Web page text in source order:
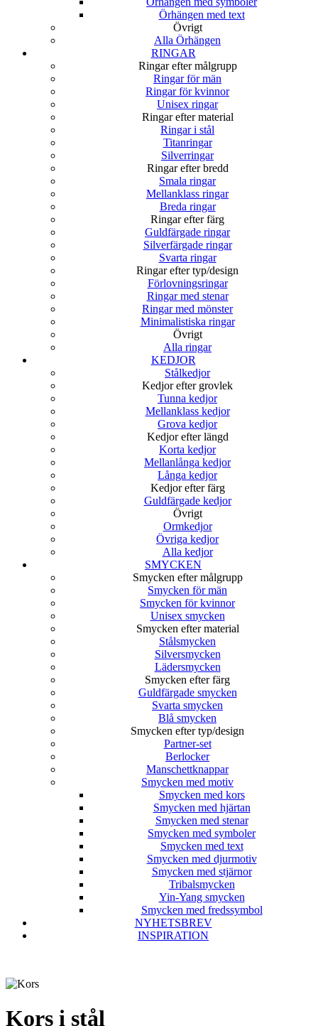
Örhängen med text
Övrigt
Alla Örhängen
RINGAR
Ringar efter målgrupp
Ringar för män
Ringar för kvinnor
Unisex ringar
Ringar efter material
Ringar i stål
Titanringar
Silverringar
Ringar efter bredd
Smala ringar
Mellanklass ringar
Breda ringar
Ringar efter färg
Guldfärgade ringar
Silverfärgade ringar
Svarta ringar
Ringar efter typ/design
Förlovningsringar
Ringar med stenar
Ringar med mönster
Minimalistiska ringar
Övrigt
Alla ringar
KEDJOR
Stålkedjor
Kedjor efter grovlek
Tunna kedjor
Mellanklass kedjor
Grova kedjor
Kedjor efter längd
Korta kedjor
Mellanlånga kedjor
Långa kedjor
Kedjor efter färg
Guldfärgade kedjor
Övrigt
Ormkedjor
Övriga kedjor
Alla kedjor
SMYCKEN
Smycken efter målgrupp
Smycken för män
Smycken för kvinnor
Unisex smycken
Smycken efter material
Stålsmycken
Silversmycken
Lädersmycken
Smycken efter färg
Guldfärgade smycken
Svarta smycken
Blå smycken
Smycken efter typ/design
Partner-set
Berlocker
Manschettknappar
Smycken med motiv
Smycken med kors
Smycken med hjärtan
Smycken med stenar
Smycken med symboler
Smycken med text
Smycken med djurmotiv
Smycken med stjärnor
Tribalsmycken
Yin-Yang smycken
Smycken med fredssymbol
NYHETSBREV
INSPIRATION
Kors i stål